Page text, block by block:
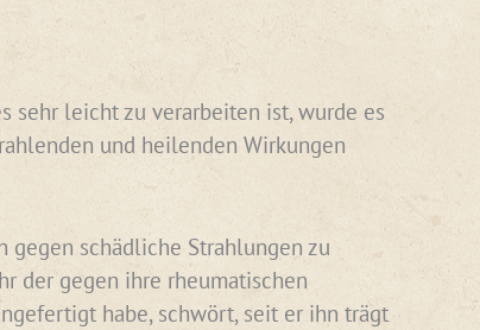
sehr leicht zu verarbeiten ist, wurde es
und heilenden Wirkungen
schädliche Strahlungen zu
der gegen ihre rheumatischen
habe, schwört, seit er ihn trägt